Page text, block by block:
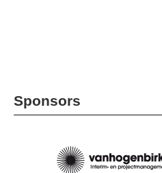
Sponsors